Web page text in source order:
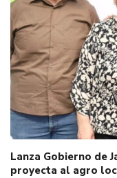
Lanza Gobierno de
proyecta al agro